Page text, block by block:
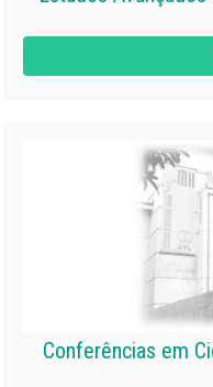
Conferências em